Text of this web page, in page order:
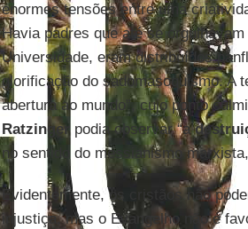
enormes tensões entre uma
Havia padres que até se
Universidade, eram distribuídos
glorificação do sadomasoquismo. A
abertura ao mundo”, cujo ponto
Ratzinger podia observar “a
no sentido do messianismo
Evidentemente, os cristãos não
injustiça, mas o Evangelho não é